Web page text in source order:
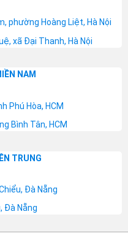
phường Hoàng Liệt, Hà Nội
xã Đại Thanh, Hà Nội
NAM
Phú Hòa, HCM
Bình Tân, HCM
TRUNG
Đà Nẵng
Đà Nẵng